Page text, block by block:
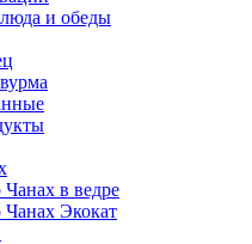
и обеды
в ведре
Экокат